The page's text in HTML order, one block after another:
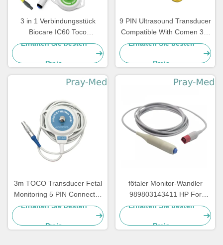
3 in 1 Verbindungsstück
Biocare IC60 Toco
Ultrasound Transducer 3m
Erhalten Sie besten
Preis
9 PIN Ultrasound Transducer
Compatible With Comen 3m
10ft Gray Cable
Erhalten Sie besten
Preis
3m TOCO Transducer Fetal
Monitoring 5 PIN Connector
For BD4000XS
Erhalten Sie besten
Preis
fötaler Monitor-Wandler
989803143411 HP For
Avalon FM des
Erhalten Sie besten
Preis